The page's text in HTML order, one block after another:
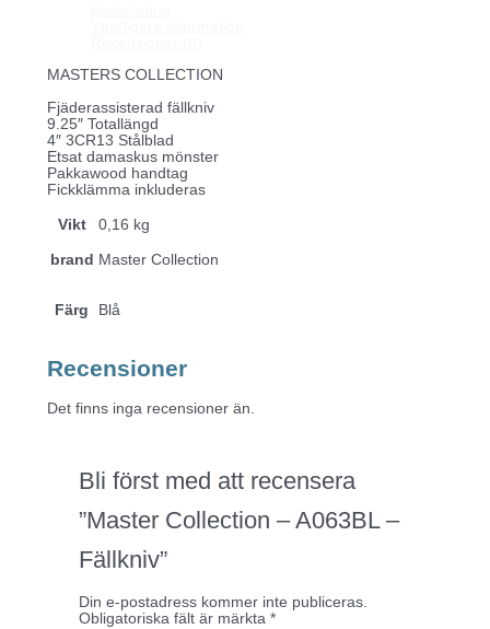
MASTERS COLLECTION
Fjäderassisterad fällkniv
9.25″ Totallängd
4″ 3CR13 Stålblad
Etsat damaskus mönster
Pakkawood handtag
Fickklämma inkluderas
Vikt 0,16 kg
brand Master Collection
Färg Blå
Recensioner
Det finns inga recensioner än.
Bli först med att recensera
”Master Collection – A063BL –
Fällkniv”
Din e-postadress kommer inte publiceras.
Obligatoriska fält är märkta *